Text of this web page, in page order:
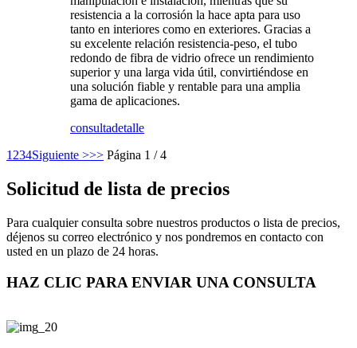
resistencia a la corrosión la hace apta para uso
tanto en interiores como en exteriores. Gracias a
su excelente relación resistencia-peso, el tubo
redondo de fibra de vidrio ofrece un rendimiento
superior y una larga vida útil, convirtiéndose en
una solución fiable y rentable para una amplia
gama de aplicaciones.
consultadetalle
1 234Siguiente >>> Página 1 / 4
Solicitud de lista de precios
Para cualquier consulta sobre nuestros productos o lista de precios,
déjenos su correo electrónico y nos pondremos en contacto con
usted en un plazo de 24 horas.
HAZ CLIC PARA ENVIAR UNA CONSULTA